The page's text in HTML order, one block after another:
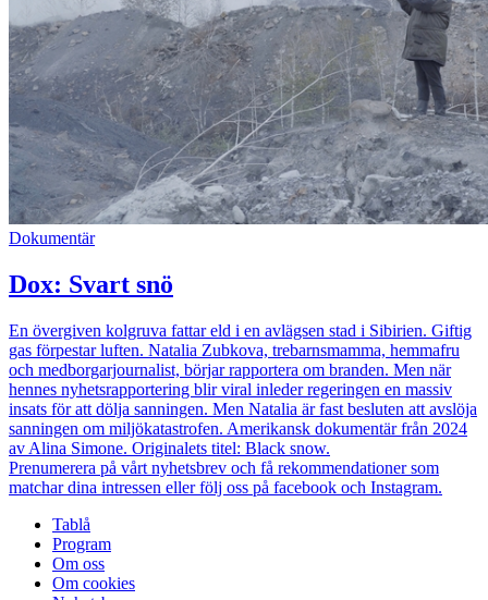
Dokumentär
Dox: Svart snö
En övergiven kolgruva fattar eld i en avlägsen stad i Sibirien. Giftig
gas förpestar luften. Natalia Zubkova, trebarnsmamma, hemmafru
och medborgarjournalist, börjar rapportera om branden. Men när
hennes nyhetsrapportering blir viral inleder regeringen en massiv
insats för att dölja sanningen. Men Natalia är fast besluten att avslöja
sanningen om miljökatastrofen. Amerikansk dokumentär från 2024
av Alina Simone. Originalets titel: Black snow.
Prenumerera på vårt nyhetsbrev och få rekommendationer som
matchar dina intressen eller följ oss på facebook och Instagram.
Tablå
Program
Om oss
Om cookies